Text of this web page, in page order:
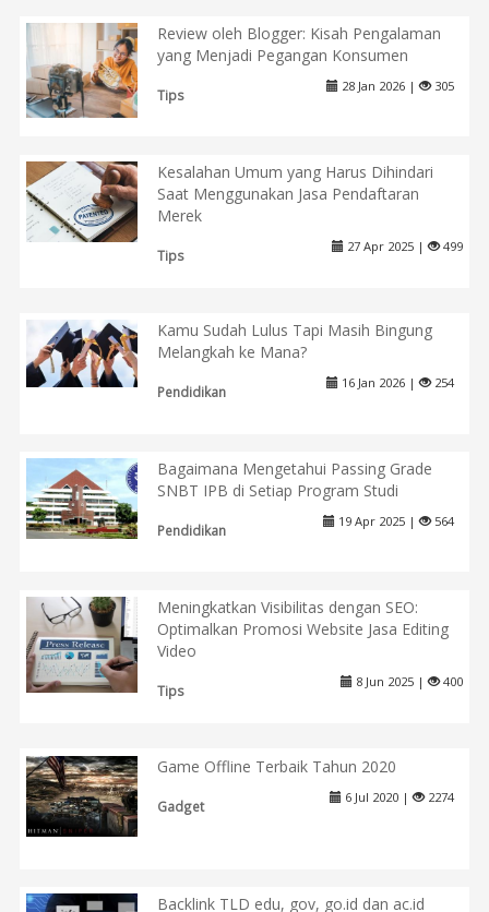
Review oleh Blogger: Kisah Pengalaman
yang Menjadi Pegangan Konsumen
Tips
28 Jan 2026 | 305
Kesalahan Umum yang Harus Dihindari
Saat Menggunakan Jasa Pendaftaran
Merek
Tips
27 Apr 2025 | 499
Kamu Sudah Lulus Tapi Masih Bingung
Melangkah ke Mana?
Pendidikan
16 Jan 2026 | 254
Bagaimana Mengetahui Passing Grade
SNBT IPB di Setiap Program Studi
Pendidikan
19 Apr 2025 | 564
Meningkatkan Visibilitas dengan SEO:
Optimalkan Promosi Website Jasa Editing
Video
Tips
8 Jun 2025 | 400
Game Offline Terbaik Tahun 2020
Gadget
6 Jul 2020 | 2274
Backlink TLD edu, gov, go.id dan ac.id